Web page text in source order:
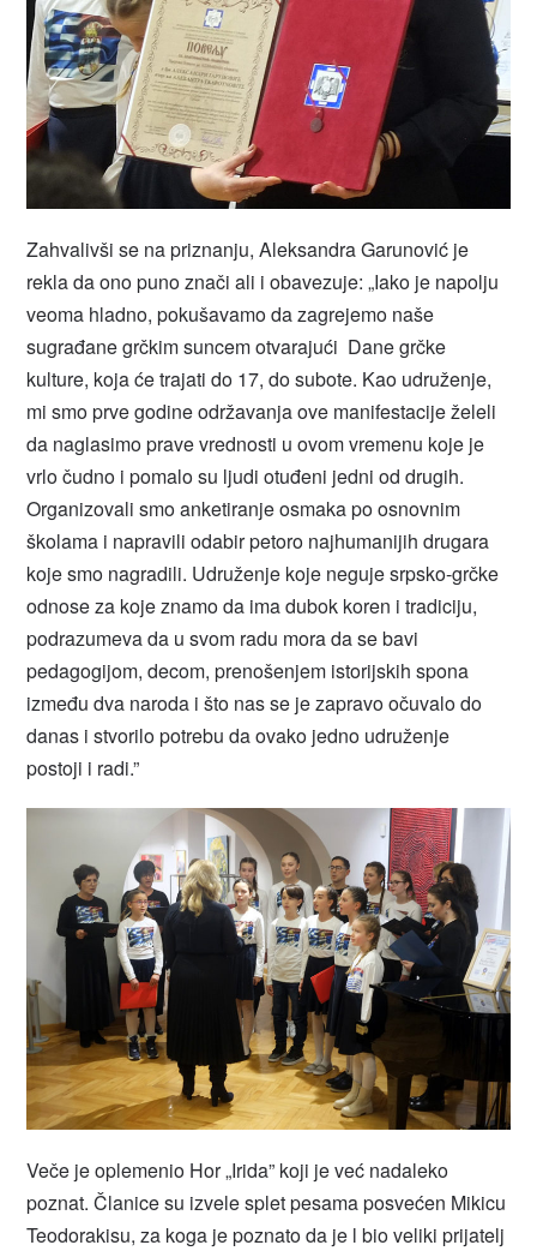
Zahvalivši se na priznanju, Aleksandra Garunović je
rekla da ono puno znači ali i obavezuje: „Iako je napolju
veoma hladno, pokušavamo da zagrejemo naše
sugrađane grčkim suncem otvarajući Dane grčke
kulture, koja će trajati do 17, do subote. Kao udruženje,
mi smo prve godine održavanja ove manifestacije želeli
da naglasimo prave vrednosti u ovom vremenu koje je
vrlo čudno i pomalo su ljudi otuđeni jedni od drugih.
Organizovali smo anketiranje osmaka po osnovnim
školama i napravili odabir petoro najhumanijih drugara
koje smo nagradili. Udruženje koje neguje srpsko-grčke
odnose za koje znamo da ima dubok koren i tradiciju,
podrazumeva da u svom radu mora da se bavi
pedagogijom, decom, prenošenjem istorijskih spona
između dva naroda i što nas se je zapravo očuvalo do
danas i stvorilo potrebu da ovako jedno udruženje
postoji i radi.”
Veče je oplemenio Hor „Irida” koji je već nadaleko
poznat. Članice su izvele splet pesama posvećen Mikicu
Teodorakisu, za koga je poznato da je l bio veliki prijatelj